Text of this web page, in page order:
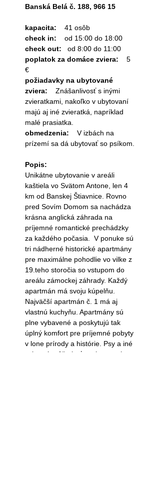
Banská Belá č. 188, 966 15
kapacita: 41 osôb
check in: od 15:00 do 18:00
check out: od 8:00 do 11:00
poplatok za domáce zviera:
5
€
požiadavky na ubytované
zviera:
Znášanlivosť s inými
zvieratkami, nakoľko v ubytovaní
majú aj iné zvieratká, napríklad
malé prasiatka.
obmedzenia: V izbách na
prízemí sa dá ubytovať so psíkom.
Popis:
Unikátne ubytovanie v areáli
kaštiela vo Svätom Antone, len 4
km od Banskej Štiavnice. Rovno
pred Sovím Domom sa nachádza
krásna anglická záhrada na
príjemné romantické prechádzky
za každého počasia. V ponuke sú
tri nádherné historické apartmány
pre maximálne pohodlie vo vilke z
19.teho storočia so vstupom do
areálu zámockej záhrady. Každý
apartmán má svoju kúpelňu.
Najväčší apartmán č. 1 má aj
vlastnú kuchyňu. Apartmány sú
plne vybavené a poskytujú tak
úplný komfort pre príjemné pobyty
v lone prírody a histórie. Psy a iné
zvieratá môžu byť v priestoroch